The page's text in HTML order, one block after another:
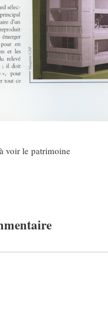
voir le patrimoine